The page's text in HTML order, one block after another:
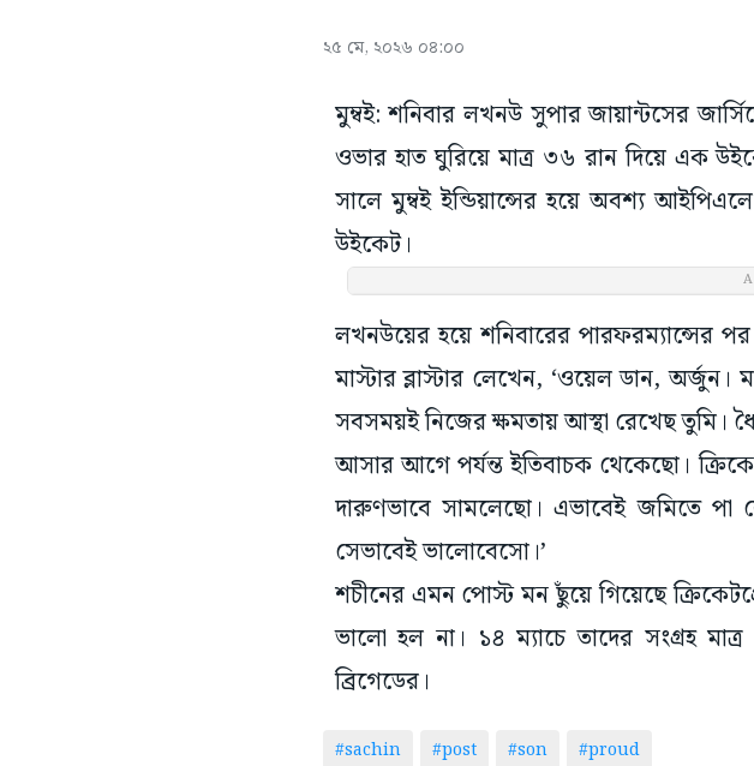
২৫ মে, ২০২৬ ০৪:০০
মুম্বই: শনিবার লখনউ সুপার জায়ান্টসের
ওভার হাত ঘুরিয়ে মাত্র ৩৬ রান দিয়ে এক
সালে মুম্বই ইন্ডিয়ান্সের হয়ে অবশ্য
উইকেট।
লখনউয়ের হয়ে শনিবারের পারফরম্যান্সের
মাস্টার ব্লাস্টার লেখেন, ‘ওয়েল ডান,
সবসময়ই নিজের ক্ষমতায় আস্থা রেখেছ তুমি।
আসার আগে পর্যন্ত ইতিবাচক থেকেছো।
দারুণভাবে সামলেছো। এভাবেই জমিতে পা
সেভাবেই ভালোবেসো।’
শচীনের এমন পোস্ট মন ছুঁয়ে গিয়েছে
ভালো হল না। ১৪ ম্যাচে তাদের সংগ্রহ
ব্রিগেডের।
#sachin #post #son #proud